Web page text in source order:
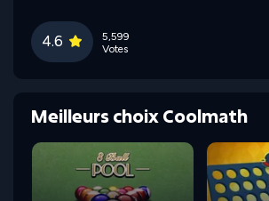
4.6
5,599
Votes
Meilleurs choix Coolmath